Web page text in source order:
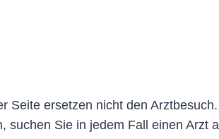
Seite ersetzen nicht den
suchen Sie in jedem Fall einen Arzt